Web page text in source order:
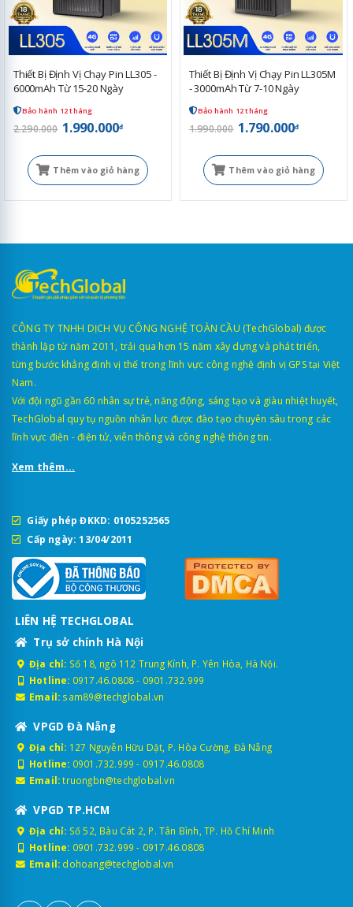
Thiết Bị Định Vị Chạy Pin LL305 -
6000mAh Từ 15-20 Ngày
Bảo hành 12 tháng
2.290.000 1.990.000đ
Thêm vào giỏ hàng
Thiết Bị Định Vị Chạy Pin LL305M
- 3000mAh Từ 7-10 Ngày
Bảo hành 12 tháng
1.990.000 1.790.000đ
Thêm vào giỏ hàng
CÔNG TY TNHH DỊCH VỤ CÔNG NGHỆ TOÀN CẦU (TechGlobal) được
thành lập từ năm 2011, trải qua hơn 15 năm xây dựng và phát triển,
từng bước khẳng định vị thế trong lĩnh vực công nghệ định vị GPS tại Việt
Nam.
Với đội ngũ gần 60 nhân sự trẻ, năng động, sáng tạo và giàu nhiệt huyết,
TechGlobal quy tụ nguồn nhân lực được đào tạo chuyên sâu trong các
lĩnh vực điện - điện tử, viễn thông và công nghệ thông tin.
Xem thêm...
Giấy phép ĐKKD: 0105252565
Cấp ngày: 13/04/2011
LIÊN HỆ TECHGLOBAL
Trụ sở chính Hà Nội
Địa chỉ: Số 18, ngõ 112 Trung Kính, P. Yên Hòa, Hà Nội.
Hotline: 0917.46.0808- 0901.732.999
Email: sam89@techglobal.vn
VPGD Đà Nẵng
Địa chỉ: 127 Nguyễn Hữu Dật, P. Hòa Cường, Đà Nẵng
Hotline: 0901.732.999 - 0917.46.0808
Email: truongbn@techglobal.vn
VPGD TP.HCM
Địa chỉ: Số 52, Bàu Cát 2, P. Tân Bình, TP. Hồ Chí Minh
Hotline: 0901.732.999 - 0917.46.0808
Email: dohoang@techglobal.vn